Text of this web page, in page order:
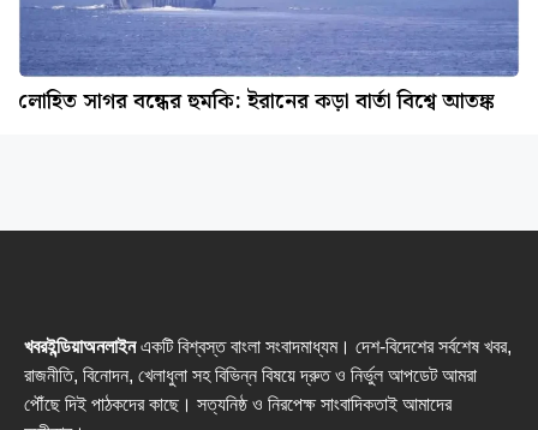
লোহিত সাগর বন্ধের হুমকি: ইরানের কড়া বার্তা বিশ্বে আতঙ্ক
খবরইন্ডিয়াঅনলাইনএকটি বিশ্বস্ত বাংলা সংবাদমাধ্যম। দেশ-বিদেশের সর্বশেষ খবর,
রাজনীতি, বিনোদন, খেলাধুলা সহ বিভিন্ন বিষয়ে দ্রুত ও নির্ভুল আপডেট আমরা
পৌঁছে দিই পাঠকদের কাছে। সত্যনিষ্ঠ ও নিরপেক্ষ সাংবাদিকতাই আমাদের